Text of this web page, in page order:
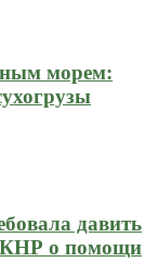
морем:
давить
КНР о помощи